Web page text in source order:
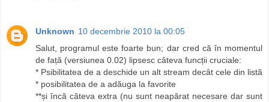
Unknown 10 decembrie 2010 la 00:05
Salut, programul este foarte bun; dar cred că în momentul
de față (versiunea 0.02) lipsesc câteva funcții cruciale:
* Psibilitatea de a deschide un alt stream decât cele din listă
* posibilitatea de a adăuga la favorite
**și încă câteva extra (nu sunt neapărat necesare dar sunt